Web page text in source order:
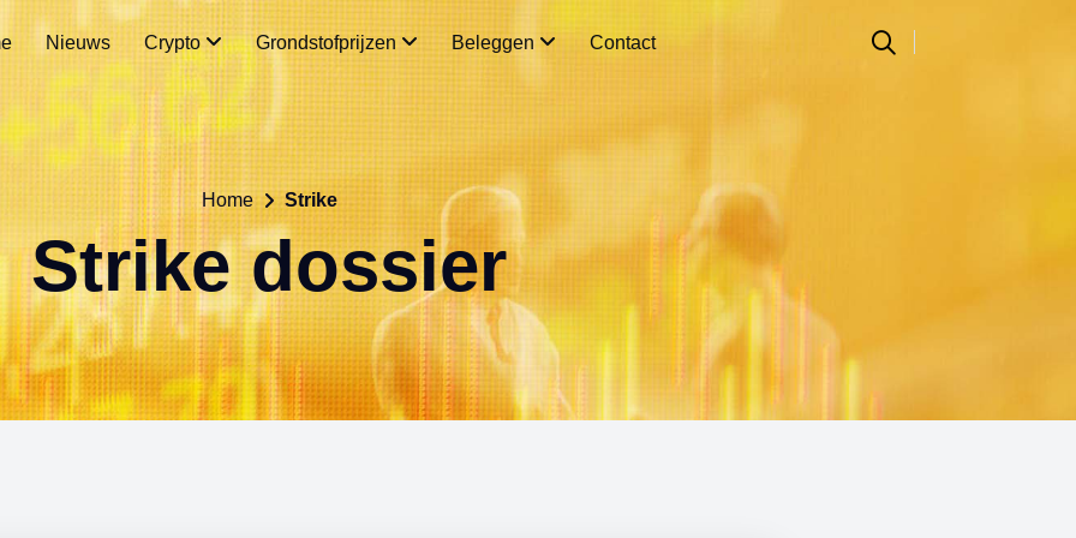
Nieuws Crypto Grondstofprijzen Beleggen Contact
Home Strike
Strike dossier